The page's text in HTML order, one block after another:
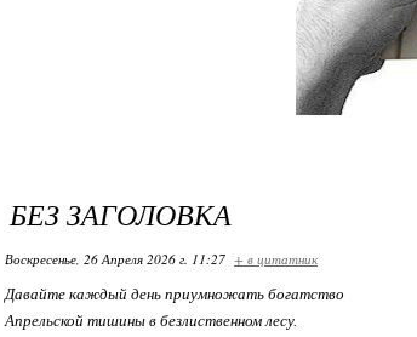
БЕЗ ЗАГОЛОВКА
Воскресенье, 26 Апреля 2026 г. 11:27 + в цитатник
Давайте каждый день приумножать богатство
Апрельской тишины в безлиственном лесу.